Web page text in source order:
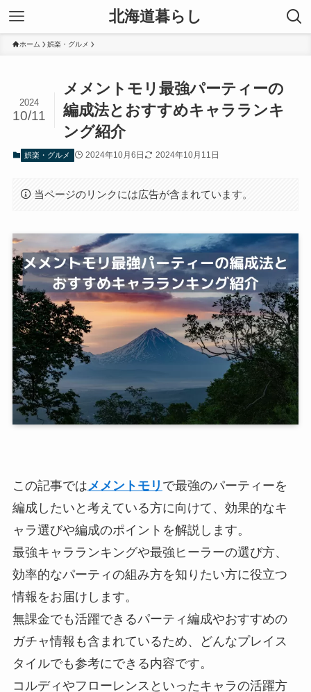
北海道暮らし
ホーム 娯楽・グルメ
メメントモリ最強パーティーの
編成法とおすすめキャラランキ
ング紹介
2024
10/11
娯楽・グルメ 2024年10月6日 2024年10月11日
当ページのリンクには広告が含まれています。
この記事では メメントモリ で最強のパーティーを
編成したいと考えている方に向けて、効果的なキ
ャラ選びや編成のポイントを解説します。
最強キャラランキングや最強ヒーラーの選び方、
効率的なパーティの組み方を知りたい方に役立つ
情報をお届けします。
無課金でも活躍できるパーティ編成やおすすめの
ガチャ情報も含まれているため、どんなプレイス
タイルでも参考にできる内容です。
コルディやフローレンスといったキャラの活躍方